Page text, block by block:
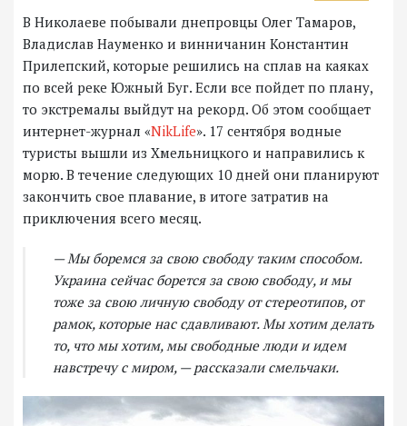
В Николаеве побывали днепровцы Олег Тамаров,
Владислав Науменко и винничанин Константин
Прилепский, которые решились на сплав на каяках
по всей реке Южный Буг. Если все пойдет по плану,
то экстремалы выйдут на рекорд. Об этом сообщает
интернет-журнал «NikLife». 17 сентября водные
туристы вышли из Хмельницкого и направились к
морю. В течение следующих 10 дней они планируют
закончить свое плавание, в итоге затратив на
приключения всего месяц.
— Мы боремся за свою свободу таким способом.
Украина сейчас борется за свою свободу, и мы
тоже за свою личную свободу от стереотипов, от
рамок, которые нас сдавливают. Мы хотим делать
то, что мы хотим, мы свободные люди и идем
навстречу с миром, — рассказали смельчаки.